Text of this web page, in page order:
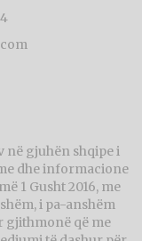
gjuhën shqipe i
dhe informacione
1 Gusht 2016, me
i pa-anshëm
gjithmonë që me